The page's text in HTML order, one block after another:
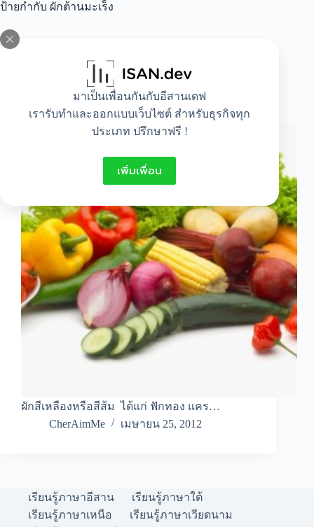
มาเป็นเพื่อนกันกับอีสานเดฟ
เรารับทำและออกแบบเว็บไซต์ สำหรับธุรกิจทุก
ประเภท ปรึกษาฟรี !
เพิ่มเพื่อน
ป้ายกำกับ ผักต้านมะเร็ง
Beauty , Food,Healthy,Lifestyle
ประโยชน์จากผักทั้ง 5 สี
ผักสีเหลืองหรือสีส้ม ได้แก่ ฟักทอง แคร…
CherAimMe
เมษายน 25, 2012
เรียนรู้ภาษาอีสาน
เรียนรู้ภาษาใต้
เรียนรู้ภาษาเหนือ
เรียนรู้ภาษาเวียดนาม